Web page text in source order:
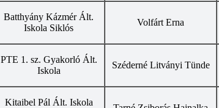
Batthyány Kázmér Ált.
Iskola Siklós
Volfárt Erna
PTE 1. sz. Gyakorló Ált.
Iskola
Széderné Litványi Tünde
Kitaibel Pál Ált. Iskola